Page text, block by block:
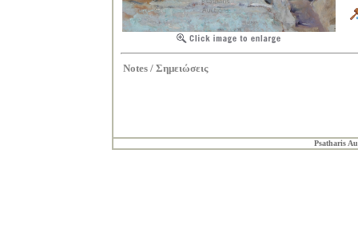
Notes / Σημειώσεις
Psatharis